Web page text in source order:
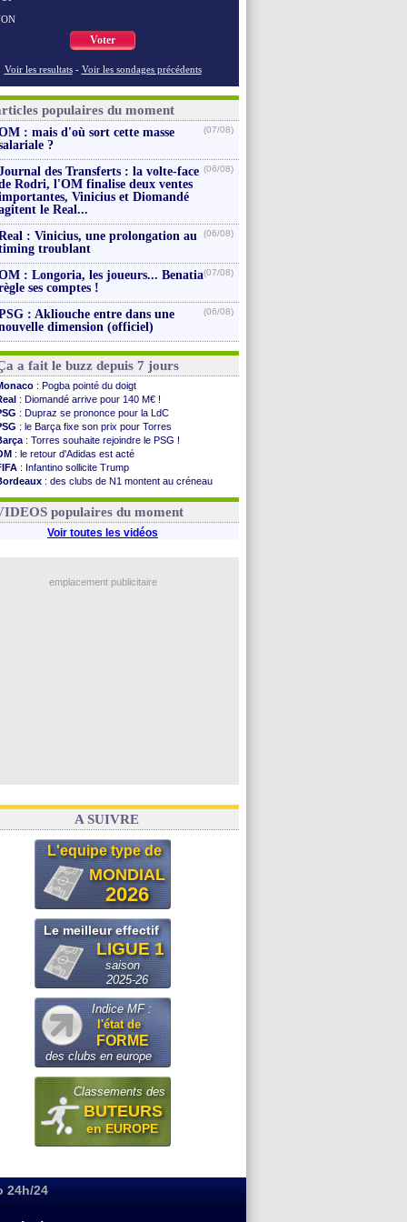
Voter
Voir les resultats - Voir les sondages précédents
populaires du moment
: mais d'où sort cette masse
?
(07/08)
des Transferts : la volte-face
Rodri, l'OM finalise deux ventes
Vinicius et Diomandé
le Real...
(06/08)
: Vinicius, une prolongation au
troublant
(06/08)
: Longoria, les joueurs... Benatia
ses comptes !
(07/08)
: Akliouche entre dans une
dimension (officiel)
(06/08)
a fait le buzz depuis 7 jours
: Pogba pointé du doigt
: Diomandé arrive pour 140 M€ !
: Dupraz se prononce pour la LdC
: le Barça fixe son prix pour Torres
: Torres souhaite rejoindre le PSG !
: le retour d'Adidas est acté
: Infantino sollicite Trump
: des clubs de N1 montent au créneau
: le démenti de Leipzig pour Diomandé
populaires du moment
Voir toutes les vidéos
emplacement publicitaire
A SUIVRE
L'equipe type de
MONDIAL
2026
Le meilleur effectif
LIGUE 1
saison
2025-26
Indice MF :
l'état de
FORME
des clubs en europe
Classements des
BUTEURS
en EUROPE
24h/24